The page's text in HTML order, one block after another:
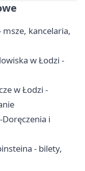
msze, kancelaria,
w Łodzi -
w Łodzi -
i
- bilety,